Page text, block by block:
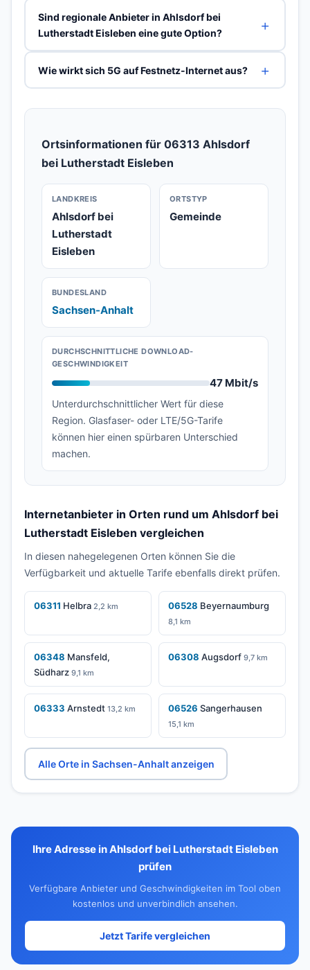
Sind regionale Anbieter in Ahlsdorf bei
Lutherstadt Eisleben eine gute Option?
Wie wirkt sich 5G auf Festnetz-Internet aus?
Ortsinformationen für 06313 Ahlsdorf
bei Lutherstadt Eisleben
LANDKREIS
Ahlsdorf bei
Lutherstadt
Eisleben
ORTSTYP
Gemeinde
BUNDESLAND
Sachsen-Anhalt
DURCHSCHNITTLICHE DOWNLOAD-
GESCHWINDIGKEIT
47 Mbit/s
Unterdurchschnittlicher Wert für diese
Region. Glasfaser- oder LTE/5G-Tarife
können hier einen spürbaren Unterschied
machen.
Internetanbieter in Orten rund um Ahlsdorf bei
Lutherstadt Eisleben vergleichen
In diesen nahegelegenen Orten können Sie die
Verfügbarkeit und aktuelle Tarife ebenfalls direkt prüfen.
06311 Helbra 2,2 km 06528 Beyernaumburg
8,1 km
06348 Mansfeld,
Südharz 9,1 km
06308 Augsdorf 9,7 km
06333 Arnstedt 13,2 km 06526 Sangerhausen
15,1 km
Alle Orte in Sachsen-Anhalt anzeigen
Ihre Adresse in Ahlsdorf bei Lutherstadt Eisleben
prüfen
Verfügbare Anbieter und Geschwindigkeiten im Tool oben
kostenlos und unverbindlich ansehen.
Jetzt Tarife vergleichen